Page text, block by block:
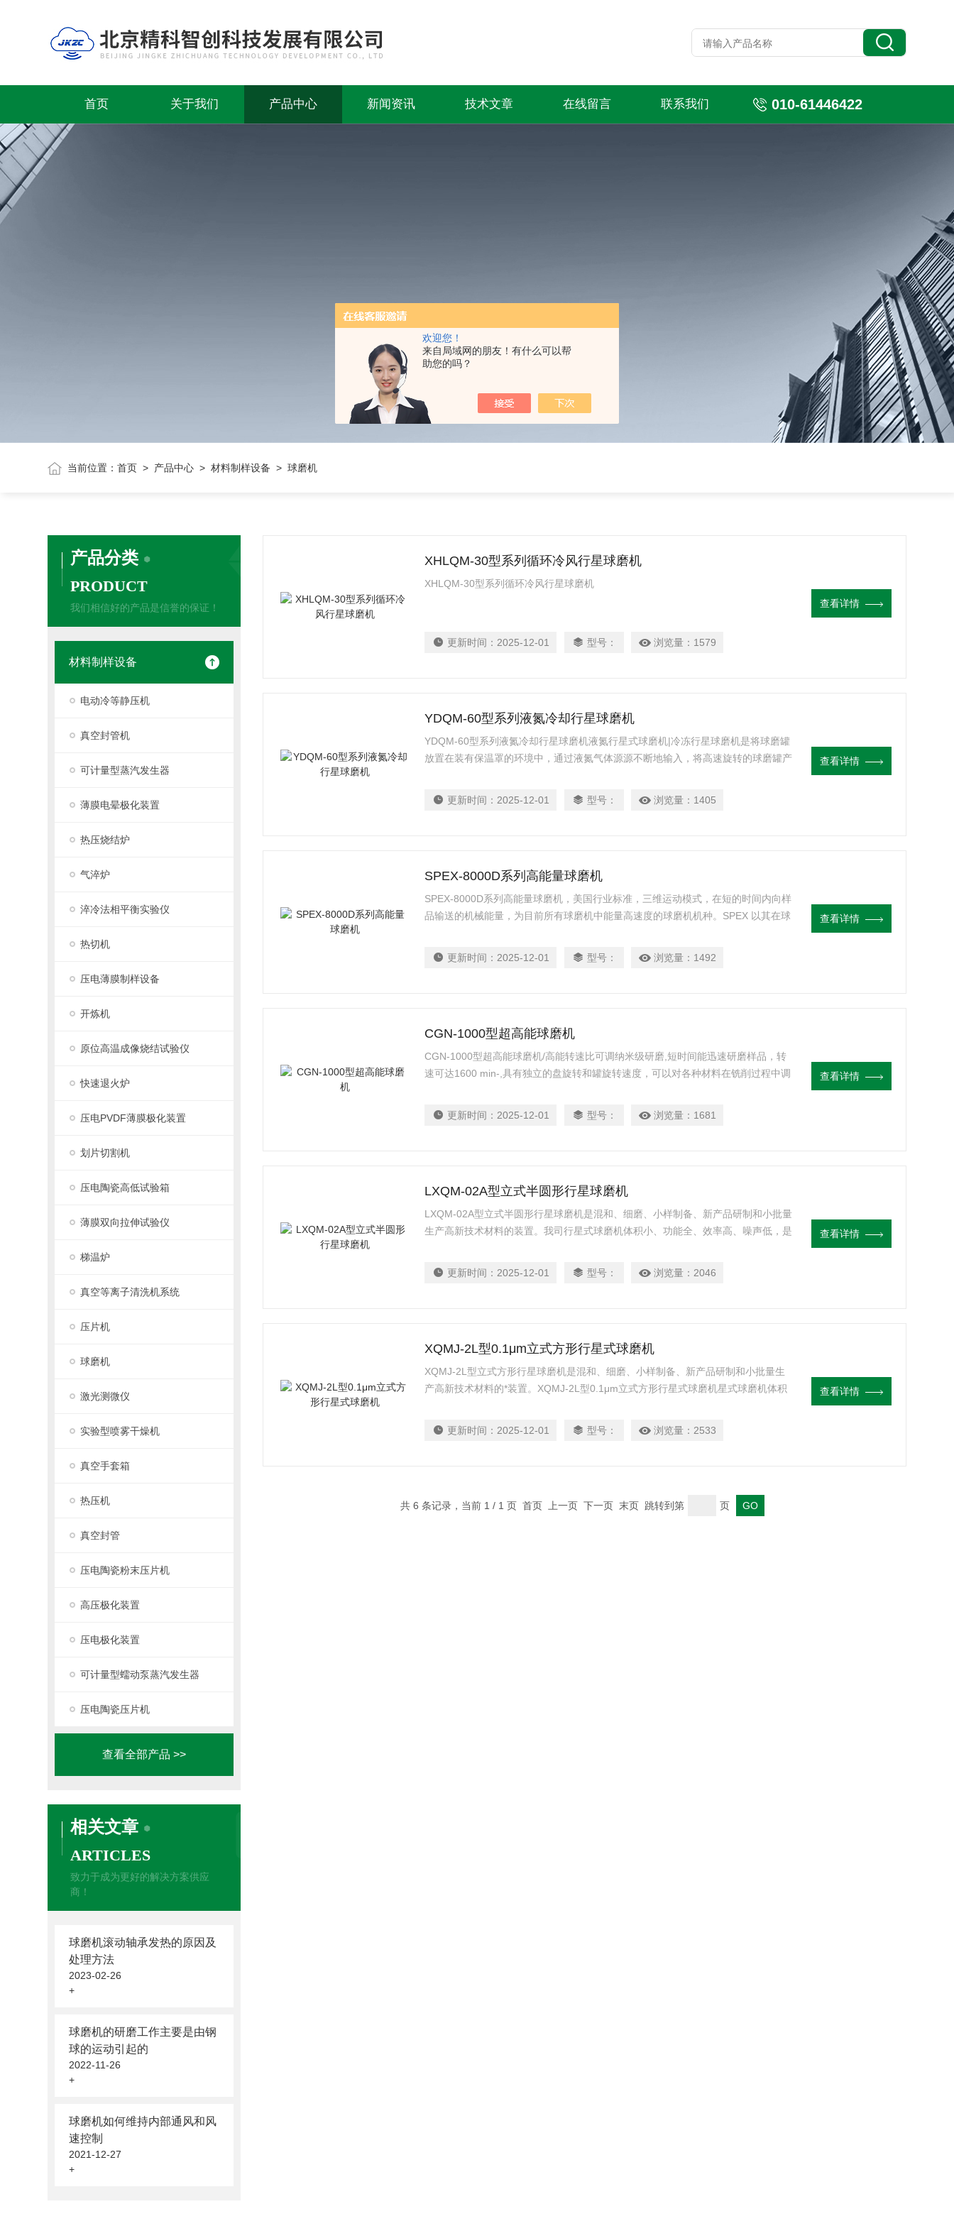
欢迎您！
来自局域网的朋友！有什么可以帮
助您的吗？
首页 关于我们 产品中心 新闻资讯 技术文章 在线留言 联系我们 010-61446422
当前位置：首页 > 产品中心 >材料制样设备 > 球磨机
产品分类
PRODUCT
我们相信好的产品是信誉的保证！
材料制样设备
电动冷等静压机
真空封管机
可计量型蒸汽发生器
薄膜电晕极化装置
热压烧结炉
气淬炉
淬冷法相平衡实验仪
热切机
压电薄膜制样设备
开炼机
原位高温成像烧结试验仪
快速退火炉
压电PVDF薄膜极化装置
划片切割机
压电陶瓷高低试验箱
薄膜双向拉伸试验仪
梯温炉
真空等离子清洗机系统
压片机
球磨机
激光测微仪
实验型喷雾干燥机
真空手套箱
热压机
真空封管
压电陶瓷粉末压片机
高压极化装置
压电极化装置
可计量型蠕动泵蒸汽发生器
压电陶瓷压片机
查看全部产品 >>
相关文章
ARTICLES
致力于成为更好的解决方案供应
商！
球磨机滚动轴承发热的原因及
处理方法
2023-02-26
+
球磨机的研磨工作主要是由钢
球的运动引起的
2022-11-26
+
球磨机如何维持内部通风和风
速控制
2021-12-27
+
XHLQM-30型系列循环冷风行星球磨机
XHLQM-30型系列循环冷风行星球磨机
更新时间： 2025-12-01 型号： 浏览量： 1579
查看详情
YDQM-60型系列液氮冷却行星球磨机
YDQM-60型系列液氮冷却行星球磨机液氮行星式球磨机|冷冻行星球磨机是将球磨罐
放置在装有保温罩的环境中，通过液氮气体源源不断地输入，将高速旋转的球磨罐产
更新时间： 2025-12-01 型号： 浏览量： 1405
查看详情
SPEX-8000D系列高能量球磨机
SPEX-8000D系列高能量球磨机，美国行业标准，三维运动模式，在短的时间内向样
品输送的机械能量，为目前所有球磨机中能量高速度的球磨机机种。SPEX 以其在球
更新时间： 2025-12-01 型号： 浏览量： 1492
查看详情
CGN-1000型超高能球磨机
CGN-1000型超高能球磨机/高能转速比可调纳米级研磨,短时间能迅速研磨样品，转
速可达1600 min-,具有独立的盘旋转和罐旋转速度，可以对各种材料在铣削过程中调
更新时间： 2025-12-01 型号： 浏览量： 1681
查看详情
LXQM-02A型立式半圆形行星球磨机
LXQM-02A型立式半圆形行星球磨机是混和、细磨、小样制备、新产品研制和小批量
生产高新技术材料的装置。我司行星式球磨机体积小、功能全、效率高、噪声低，是
更新时间： 2025-12-01 型号： 浏览量： 2046
查看详情
XQMJ-2L型0.1μm立式方形行星式球磨机
XQMJ-2L型立式方形行星球磨机是混和、细磨、小样制备、新产品研制和小批量生
产高新技术材料的*装置。XQMJ-2L型0.1μm立式方形行星式球磨机星式球磨机体积
更新时间： 2025-12-01 型号： 浏览量： 2533
查看详情
共 6 条记录，当前 1 / 1 页 首页 上一页 下一页 末页 跳转到第 页